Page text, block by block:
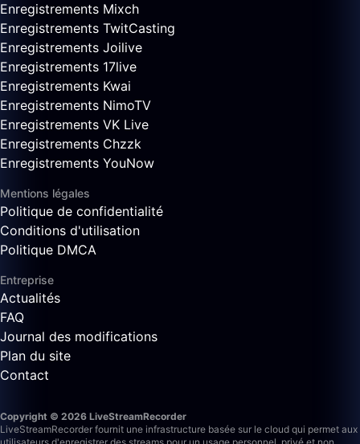
Enregistrements Mixch
Enregistrements TwitCasting
Enregistrements Joilive
Enregistrements 17live
Enregistrements Kwai
Enregistrements NimoTV
Enregistrements VK Live
Enregistrements Chzzk
Enregistrements YouNow
Mentions légales
Politique de confidentialité
Conditions d'utilisation
Politique DMCA
Entreprise
Actualités
FAQ
Journal des modifications
Plan du site
Contact
Copyright © 2026 LiveStreamRecorder
LiveStreamRecorder fournit une infrastructure basée sur le cloud qui permet aux